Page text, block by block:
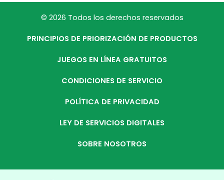
© 2026 Todos los derechos reservados
PRINCIPIOS DE PRIORIZACIÓN DE PRODUCTOS
JUEGOS EN LÍNEA GRATUITOS
CONDICIONES DE SERVICIO
POLÍTICA DE PRIVACIDAD
LEY DE SERVICIOS DIGITALES
SOBRE NOSOTROS